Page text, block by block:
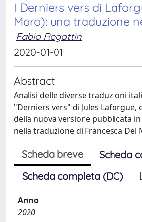
I Derniers vers di
Moro): una traduzione
Fabio Regattin
2020-01-01
Abstract
Analisi delle diverse traduzioni
"Derniers vers" di Jules Laforgue,
della nuova versione pubblicata
nella traduzione di Francesca Del
Scheda breve
Scheda
Scheda completa (DC)
Anno
2020